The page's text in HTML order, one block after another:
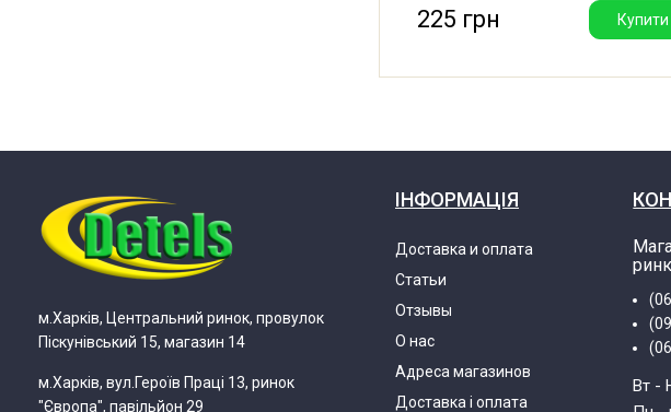
225 грн Купити
м.Харків, Центральний ринок, провулок
Піскунівський 15, магазин 14
м.Харків, вул.Героїв Праці 13, ринок
"Європа", павільйон 29
ІНФОРМАЦІЯ
Доставка и оплата
Статьи
Отзывы
О нас
Адреса магазинов
Доставка і оплата
Вт -